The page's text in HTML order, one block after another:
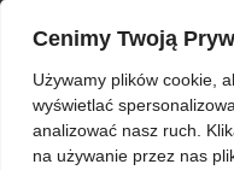
Cenimy Twoją
Używamy plików cookie,
wyświetlać
analizować nasz ruch.
na używanie przez nas